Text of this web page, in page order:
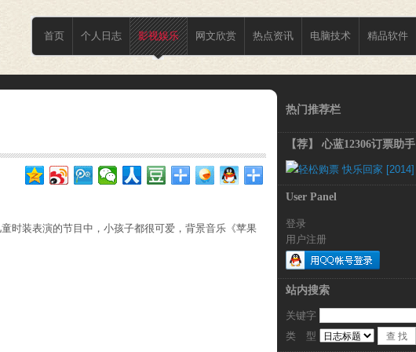
首页 个人日志 影视娱乐 网文欣赏 热点资讯 电脑技术 精品软件
装表演的节目中，小孩子都很可爱，背景音乐《苹果
热门推荐栏
【荐】 心蓝12306订票助手
User Panel
登录
用户注册
站内搜索
关键字
类 型